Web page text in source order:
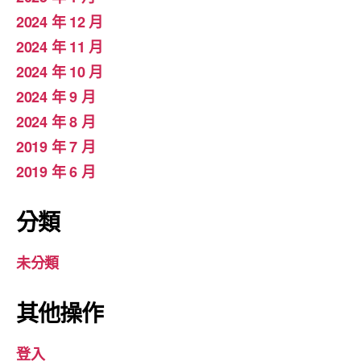
2024 年 12 月
2024 年 11 月
2024 年 10 月
2024 年 9 月
2024 年 8 月
2019 年 7 月
2019 年 6 月
分類
未分類
其他操作
登入